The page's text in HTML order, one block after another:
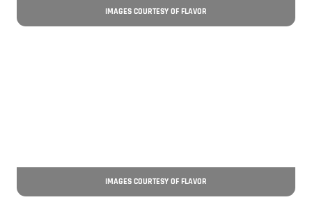
IMAGES COURTESY OF FLAVOR
IMAGES COURTESY OF FLAVOR